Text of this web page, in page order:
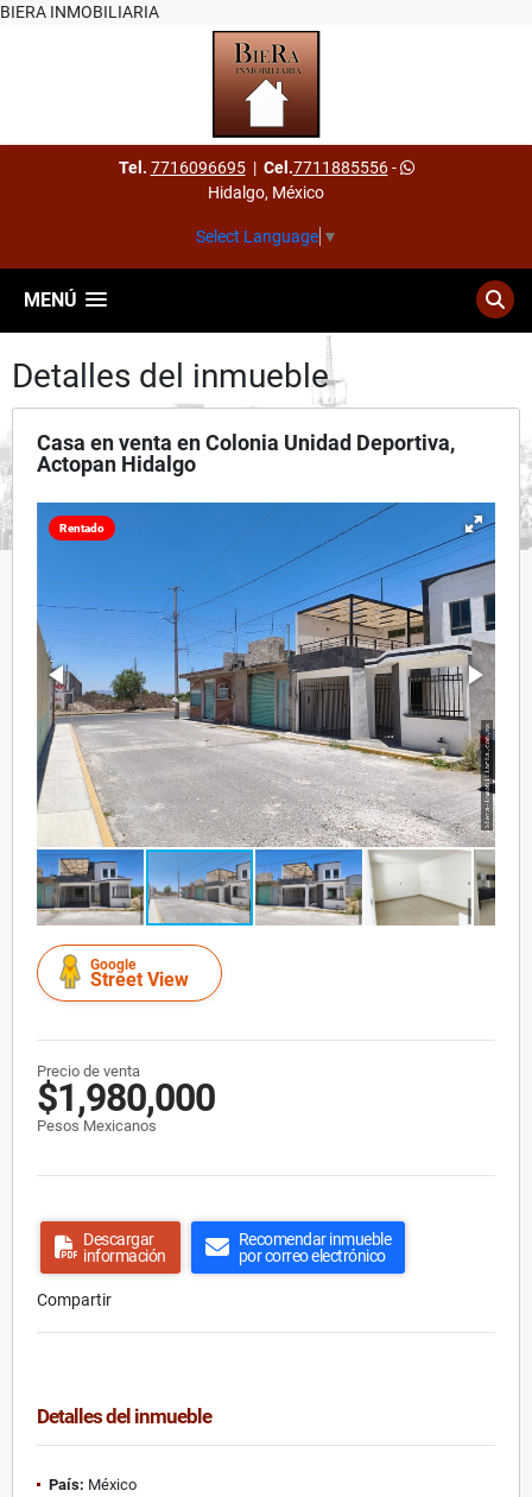
BIERA INMOBILIARIA
Tel. 7716096695| Cel.7711885556-
Hidalgo, México
Select Language ▼
MENÚ
Detalles del inmueble
Casa en venta en Colonia Unidad Deportiva,
Actopan Hidalgo
Rentado
Google
Street View
Precio de venta
$1,980,000
Pesos Mexicanos
Descargar
información
Recomendar inmueble
por correo electrónico
Compartir
Detalles del inmueble
País: México